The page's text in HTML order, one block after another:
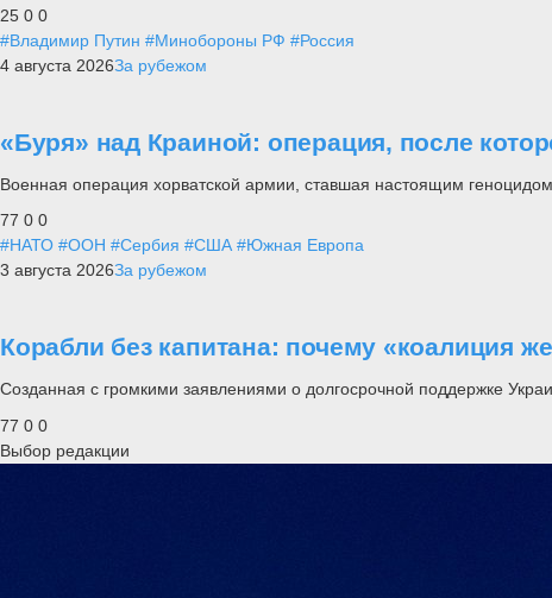
25 0 0
#Владимир Путин #Минобороны РФ #Россия
4 августа 2026За рубежом
«Буря» над Краиной: операция, после
Военная операция хорватской армии, ставшая настоящим
77 0 0
#НАТО #ООН #Сербия #США #Южная Европа
3 августа 2026За рубежом
Корабли без капитана: почему «коалиция
Созданная с громкими заявлениями о долгосрочной поддержке
77 0 0
Выбор редакции